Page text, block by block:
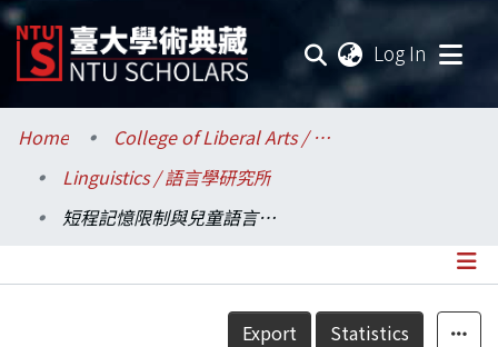
Log In
Communities & Collections
Research Outputs
Home
College of Liberal Arts / 文學院
Linguistics / 語言學研究所
短程記憶限制與兒童語言障礙
Details
Export Statistics